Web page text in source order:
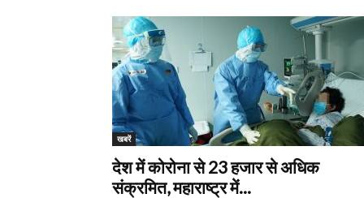
खबरें
देश में कोरोना से 23 हजार से अधिक
संक्रमित, महाराष्ट्र में...